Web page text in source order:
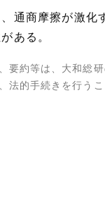
通商摩擦が激化
ある。
約等は、大和総
的手続きを行う